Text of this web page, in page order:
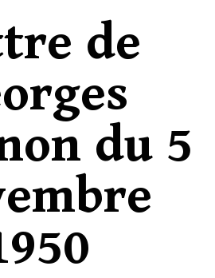
de
du 5